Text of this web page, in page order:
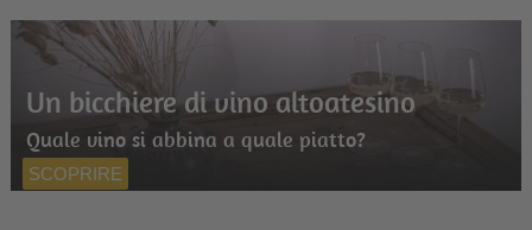
Un bicchiere di vino altoatesino
Quale vino si abbina a quale piatto?
SCOPRIRE